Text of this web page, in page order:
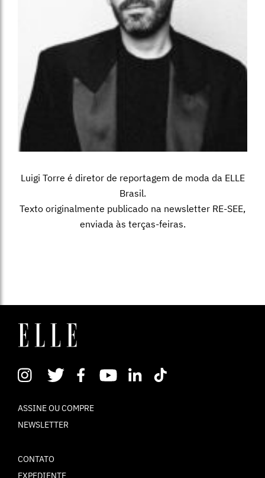
Luigi Torre é diretor de reportagem de moda da ELLE
Brasil.
Texto originalmente publicado na newsletter RE-SEE,
enviada às terças-feiras.
ASSINE OU COMPRE
NEWSLETTER
CONTATO
EXPEDIENTE